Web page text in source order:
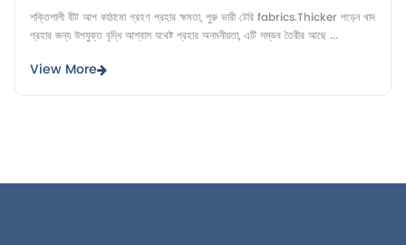
শক্তিশালী বীট আপ কাঠামো গ্রহণ প্রহার ক্ষমতা, পুরু ভারী টেরি fabrics.Thicker পড়েন খাদ
প্রহার জন্য উপযুক্ত বৃদ্ধি আশ্বাস যথেষ্ট প্রহার অনমনীয়তা, এটি সম্ভব তৈরীর আছে ...
View More